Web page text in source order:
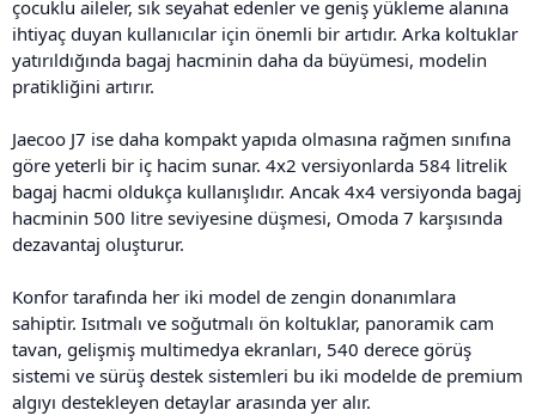
çocuklu aileler, sık seyahat edenler ve geniş yükleme alanına
ihtiyaç duyan kullanıcılar için önemli bir artıdır. Arka koltuklar
yatırıldığında bagaj hacminin daha da büyümesi, modelin
pratikliğini artırır.
Jaecoo J7 ise daha kompakt yapıda olmasına rağmen sınıfına
göre yeterli bir iç hacim sunar. 4x2 versiyonlarda 584 litrelik
bagaj hacmi oldukça kullanışlıdır. Ancak 4x4 versiyonda bagaj
hacminin 500 litre seviyesine düşmesi, Omoda 7 karşısında
dezavantaj oluşturur.
Konfor tarafında her iki model de zengin donanımlara
sahiptir. Isıtmalı ve soğutmalı ön koltuklar, panoramik cam
tavan, gelişmiş multimedya ekranları, 540 derece görüş
sistemi ve sürüş destek sistemleri bu iki modelde de premium
algıyı destekleyen detaylar arasında yer alır.